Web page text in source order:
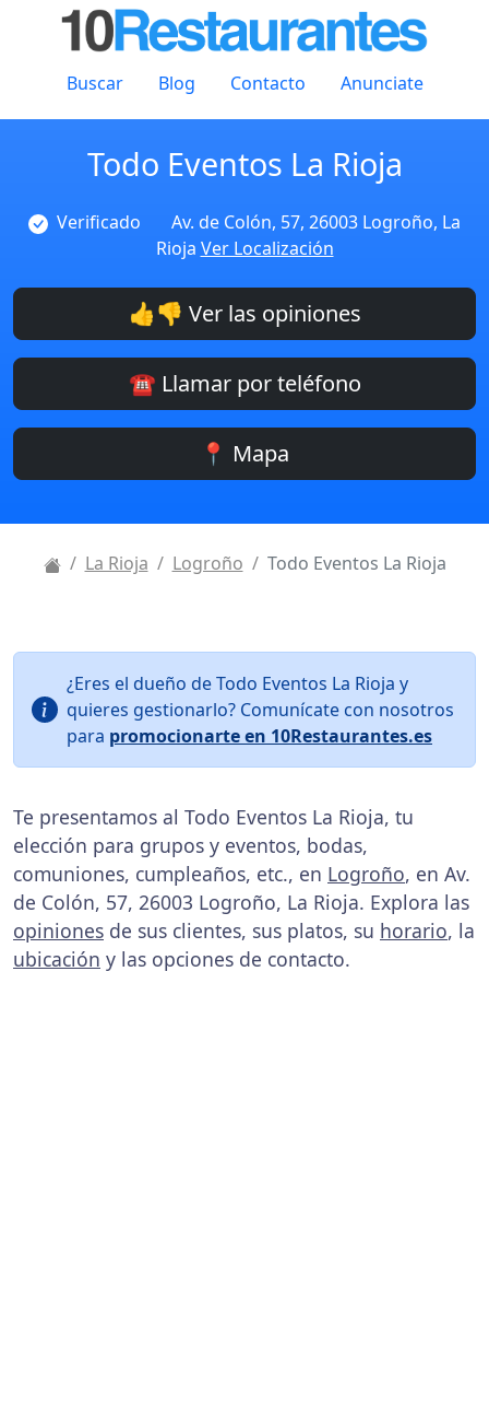
Buscar Blog Contacto Anunciate
Todo Eventos La Rioja
Verificado
Av. de Colón, 57, 26003 Logroño, La
Rioja Ver Localización
👍👎 Ver las opiniones
☎️ Llamar por teléfono
📍 Mapa
La Rioja Logroño Todo Eventos La Rioja
¿Eres el dueño de Todo Eventos La Rioja y
quieres gestionarlo? Comunícate con nosotros
para promocionarte en 10Restaurantes.es
Te presentamos al Todo Eventos La Rioja, tu
elección para grupos y eventos, bodas,
comuniones, cumpleaños, etc., en Logroño, en Av.
de Colón, 57, 26003 Logroño, La Rioja. Explora las
opiniones de sus clientes, sus platos, su horario, la
ubicación y las opciones de contacto.